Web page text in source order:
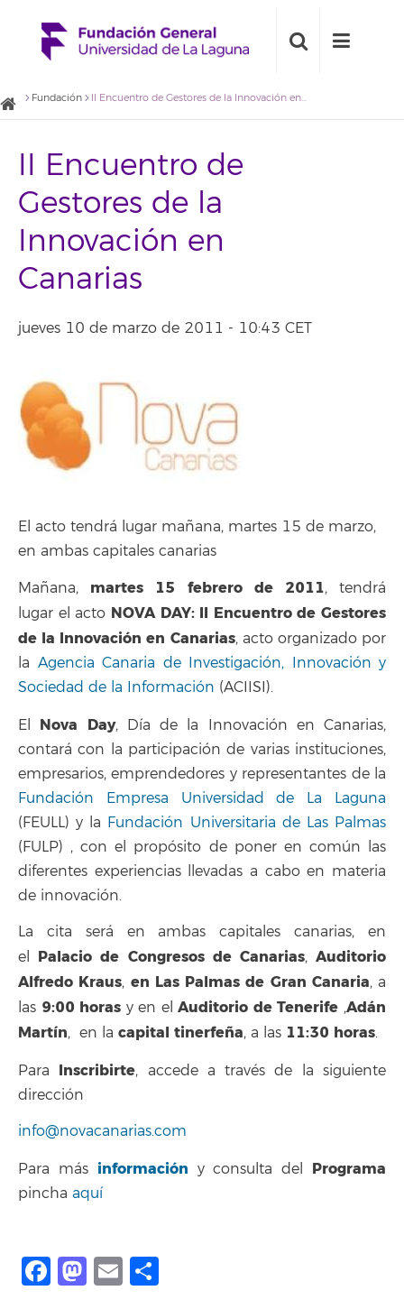
Fundación II Encuentro de Gestores de la Innovación en Canarias
II Encuentro de
Gestores de la
Innovación en
Canarias
jueves 10 de marzo de 2011 - 10:43 CET
El acto tendrá lugar mañana, martes 15 de marzo,
en ambas capitales canarias
Mañana, martes 15 febrero de 2011, tendrá
lugar el acto NOVA DAY: II Encuentro de Gestores
de la Innovación en Canarias, acto organizado por
la Agencia Canaria de Investigación, Innovación y
Sociedad de la Información (ACIISI).
El Nova Day, Día de la Innovación en Canarias,
contará con la participación de varias instituciones,
empresarios, emprendedores y representantes de la
Fundación Empresa Universidad de La Laguna
(FEULL) y la Fundación Universitaria de Las Palmas
(FULP) , con el propósito de poner en común las
diferentes experiencias llevadas a cabo en materia
de innovación.
La cita será en ambas capitales canarias, en
el Palacio de Congresos de Canarias,Auditorio
Alfredo Kraus, en Las Palmas de Gran Canaria, a
las 9:00 horas y en elAuditorio de Tenerife ,Adán
Martín, en la capital tinerfeña, a las 11:30 horas.
Para Inscribirte, accede a través de la siguiente
dirección
info@novacanarias.com
Para más información y consulta del Programa
pincha aquí
Facebook
Mastodon
Email